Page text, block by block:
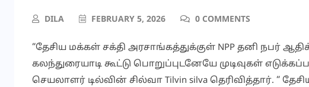
DILA FEBRUARY 5, 2026 0 COMMENTS
“தேசிய மக்கள் சக்தி அரசாங்கத்துக்குள் NPP தனி நபர்
கலந்துரையாடி கூட்டு பொறுப்புடனேயே முடிவுகள்
செயலாளர் டில்வின் சில்வா Tilvin silva தெரிவித்தார். “